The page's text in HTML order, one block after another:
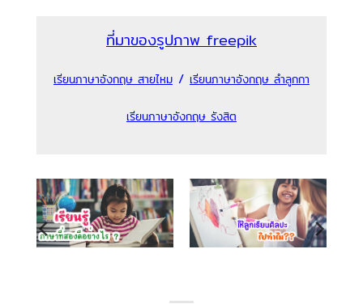
ที่มาของรูปภาพ freepik
เรียนภาษาอังกฤษ สายไหม / เรียนภาษาอังกฤษ ลำลูกกา
เรียนภาษาอังกฤษ รังสิต